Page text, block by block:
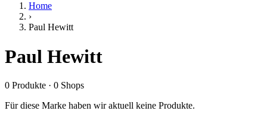
Home
›
Paul Hewitt
Paul Hewitt
0 Produkte · 0 Shops
Für diese Marke haben wir aktuell keine Produkte.